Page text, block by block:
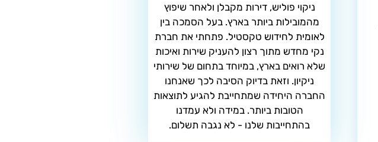
ניקוי פוליש, דירות מקבלן ולאחר שיפוץ
מהמובילות ביותר בארץ. בעל הסמכה בין
לאומית לחידוש טקסטיל. פתחתי את חברת
נקי מחדש מתוך רצון להעניק שירות ואיכות
שלא רואים בארץ, במיוחד בתחום של שירותי
ניקיון. וזאת בדיוק הסיבה לכך שאנחנו
החברה היחידה שמתחייבת להגיע לתוצאות
הטובות ביותר. במידה ולא עמדנו
בהתחייבות שלנו - לא נגבה תשלום.